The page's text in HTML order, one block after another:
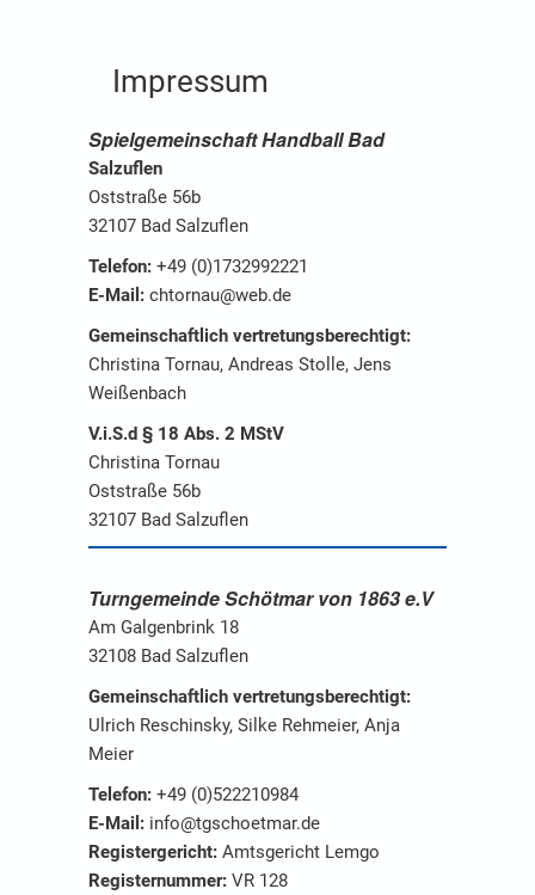
Impressum
Spielgemeinschaft Handball Bad
Salzuflen
Oststraße 56b
32107 Bad Salzuflen
Telefon: +49 (0)1732992221
E-Mail: chtornau@web.de
Gemeinschaftlich vertretungsberechtigt:
Christina Tornau, Andreas Stolle, Jens
Weißenbach
V.i.S.d § 18 Abs. 2 MStV
Christina Tornau
Oststraße 56b
32107 Bad Salzuflen
Turngemeinde Schötmar von 1863 e.V
Am Galgenbrink 18
32108 Bad Salzuflen
Gemeinschaftlich vertretungsberechtigt:
Ulrich Reschinsky, Silke Rehmeier, Anja
Meier
Telefon: +49 (0)522210984
E-Mail: info@tgschoetmar.de
Registergericht: Amtsgericht Lemgo
Registernummer: VR 128